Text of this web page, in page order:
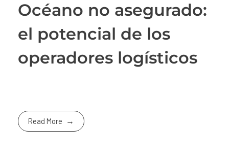
Océano no asegurado:
el potencial de los
operadores logísticos
Read More